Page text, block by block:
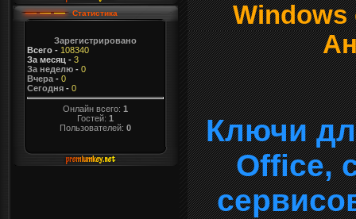
Статистика
Зарегистрировано
Всего- 108340
За месяц - 3
За неделю- 0
Вчера- 0
Сегодня- 0
Онлайн всего: 1
Гостей: 1
Пользователей: 0
Windows
Ключи
Office,